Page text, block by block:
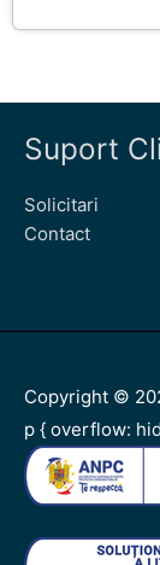
Suport
Solicitari
Contact
Copyright ©
p { overflow: